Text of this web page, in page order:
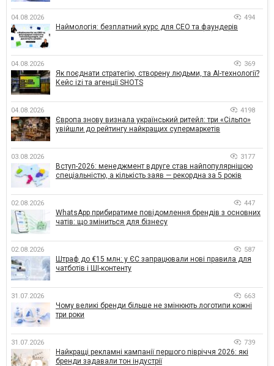
04.08.2026 494
Наймологія: безплатний курс для CEO та фаундерів
04.08.2026 369
Як поєднати стратегію, створену людьми, та AI-технології?
Кейс izi та агенції SHOTS
04.08.2026 4198
Європа знову визнала український ритейл: три «Сільпо»
увійшли до рейтингу найкращих супермаркетів
03.08.2026 3177
Вступ-2026: менеджмент вдруге став найпопулярнішою
спеціальністю, а кількість заяв — рекордна за 5 років
02.08.2026 447
WhatsApp прибиратиме повідомлення брендів з основних
чатів: що зміниться для бізнесу
02.08.2026 587
Штраф до €15 млн: у ЄС запрацювали нові правила для
чатботів і ШІ-контенту
31.07.2026 663
Чому великі бренди більше не змінюють логотипи кожні
три роки
31.07.2026 739
Найкращі рекламні кампанії першого півріччя 2026: які
бренди задавали тон індустрії